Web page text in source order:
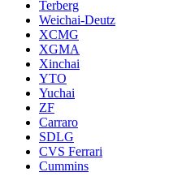
Terberg
Weichai-Deutz
XCMG
XGMA
Xinchai
YTO
Yuchai
ZF
Carraro
SDLG
CVS Ferrari
Cummins